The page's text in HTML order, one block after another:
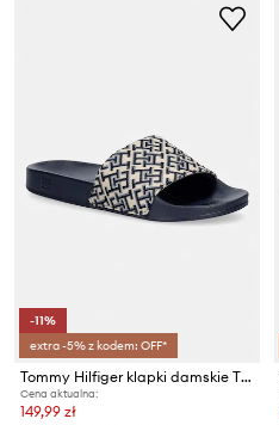
-11%
extra -5% z kodem: OFF*
Tommy Hilfiger klapki damskie TH MONOGRAM POOL SLIDE
Cena aktualna:
149,99 zł